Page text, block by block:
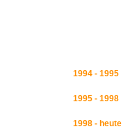
1994 - 1995
1995 - 1998
1998 - heute